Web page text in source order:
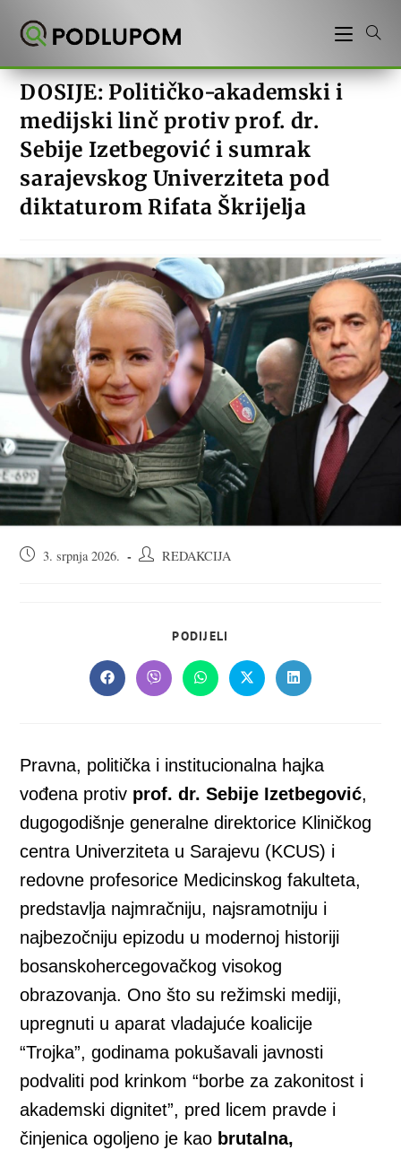
DOSIJE: Političko-akademski i
medijski linč protiv prof. dr.
Sebije Izetbegović i sumrak
sarajevskog Univerziteta pod
diktaturom Rifata Škrijelja
Objava3. srpnja 2026.
AutorREDAKCIJA
PODIJELI
CONTENT
Opens
in
Opens
in
Opens
in
Opens
in
Opens
in
Pravna, politička i institucionalna hajka
vođena protiv prof. dr. Sebije Izetbegović,
dugogodišnje generalne direktorice Kliničkog
centra Univerziteta u Sarajevu (KCUS) i
redovne profesorice Medicinskog fakulteta,
predstavlja najmračniju, najsramotniju i
najbezočniju epizodu u modernoj historiji
bosanskohercegovačkog visokog
obrazovanja. Ono što su režimski mediji,
upregnuti u aparat vladajuće koalicije
“Trojka”, godinama pokušavali javnosti
podvaliti pod krinkom “borbe za zakonitost i
akademski dignitet”, pred licem pravde i
činjenica ogoljeno je kao brutalna,